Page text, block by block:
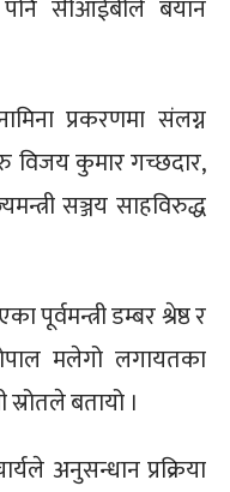
पनि सीआईबीले बयान
प्रकरणमा संलग्न
विजय कुमार गच्छदार,
सञ्जय साहविरुद्ध
पूर्वमन्त्री डम्बर श्रेष्ठ र
मलेगो लगायतका
बतायो ।
अनुसन्धान प्रक्रिया